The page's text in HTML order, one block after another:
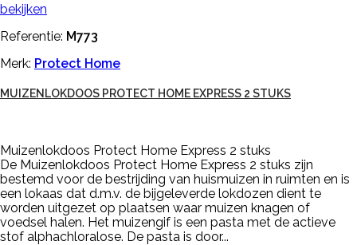
bekijken
Referentie: M773
Merk: Protect Home
MUIZENLOKDOOS PROTECT HOME EXPRESS 2 STUKS
Muizenlokdoos Protect Home Express 2 stuks
De Muizenlokdoos Protect Home Express 2 stuks zijn
bestemd voor de bestrijding van huismuizen in ruimten en is
een lokaas dat d.m.v. de bijgeleverde lokdozen dient te
worden uitgezet op plaatsen waar muizen knagen of
voedsel halen. Het muizengif is een pasta met de actieve
stof alphachloralose. De pasta is door...